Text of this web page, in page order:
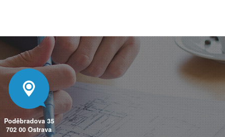
Poděbradova 35
702 00 Ostrava